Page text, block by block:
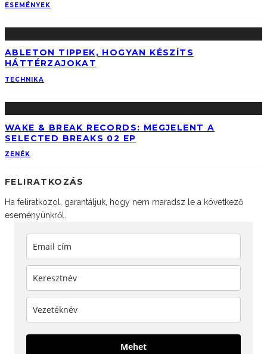
ESEMÉNYEK
ABLETON TIPPEK, HOGYAN KÉSZÍTS
HÁTTÉRZAJOKAT
TECHNIKA
WAKE & BREAK RECORDS: MEGJELENT A
SELECTED BREAKS 02 EP
ZENÉK
FELIRATKOZÁS
Ha feliratkozol, garantáljuk, hogy nem maradsz le a következő
eseményünkről.
Mehet